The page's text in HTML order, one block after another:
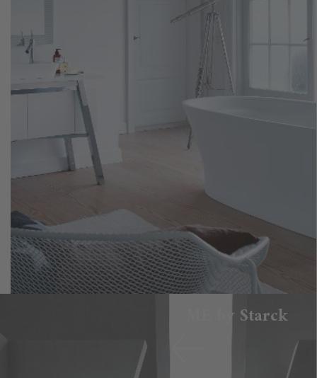
ME by Starck